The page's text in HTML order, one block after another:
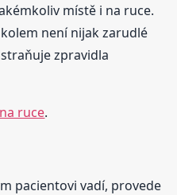
místě i na ruce.
není nijak zarudlé
zpravidla
ruce.
pacientovi vadí, provede